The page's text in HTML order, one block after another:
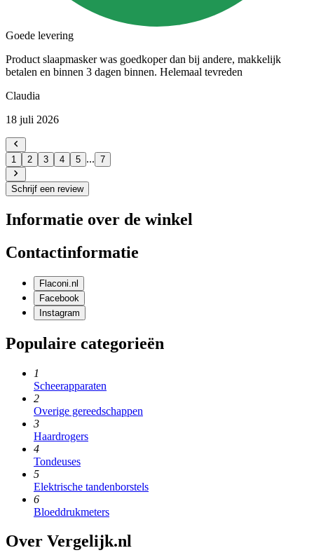
Goede levering
Product slaapmasker was goedkoper dan bij andere, makkelijk
betalen en binnen 3 dagen binnen. Helemaal tevreden
Claudia
18 juli 2026
1 2 3 4 5 ... 7
Schrijf een review
Informatie over de winkel
Contactinformatie
Flaconi.nl
Facebook
Instagram
Populaire categorieën
1
Scheerapparaten
2
Overige gereedschappen
3
Haardrogers
4
Tondeuses
5
Elektrische tandenborstels
6
Bloeddrukmeters
Over Vergelijk.nl